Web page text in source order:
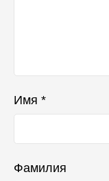
Имя *
Фамилия